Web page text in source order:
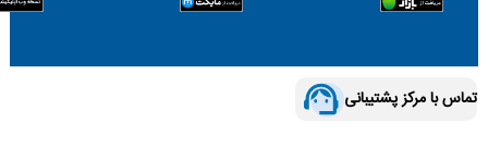
تماس با مرکز پشتیبانی